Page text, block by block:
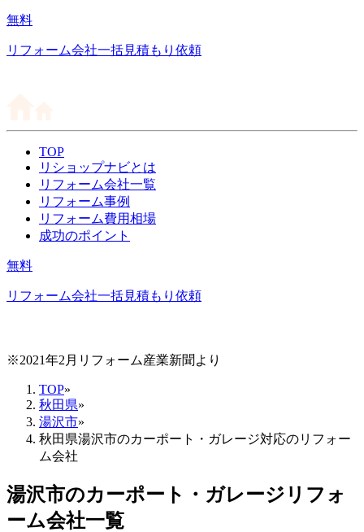
無料
リフォーム会社一括見積もり依頼
TOP
リショップナビとは
リフォーム会社一覧
リフォーム事例
リフォーム費用相場
成功のポイント
無料
リフォーム会社一括見積もり依頼
※2021年2月リフォーム産業新聞より
TOP»
秋田県»
湯沢市»
秋田県湯沢市のカーポート・ガレージ対応のリフォー
ム会社
湯沢市のカーポート・ガレージリフォ
ーム会社一覧